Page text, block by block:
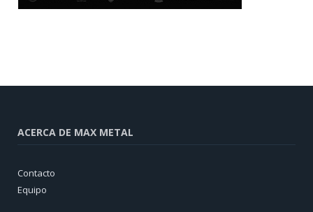
ACERCA DE MAX METAL
Contacto
Equipo